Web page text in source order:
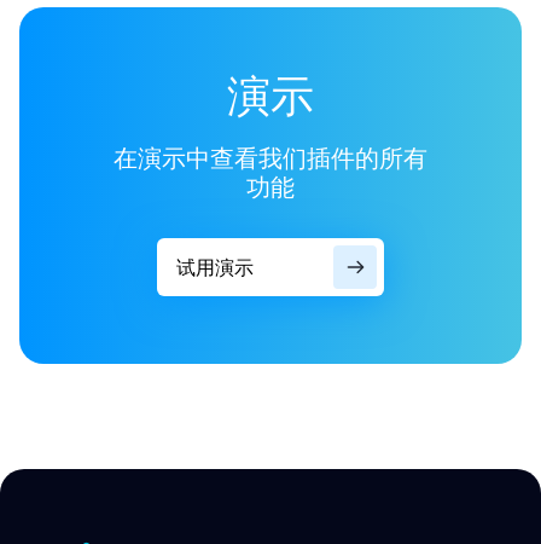
演示
在演示中查看我们插件的所有
功能
试用演示